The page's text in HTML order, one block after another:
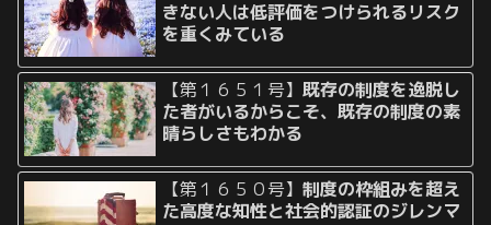
きない人は低評価をつけられるリスク
を重くみている
【第１６５１号】既存の制度を逸脱し
た者がいるからこそ、既存の制度の素
晴らしさもわかる
【第１６５０号】制度の枠組みを超え
た高度な知性と社会的認証のジレンマ